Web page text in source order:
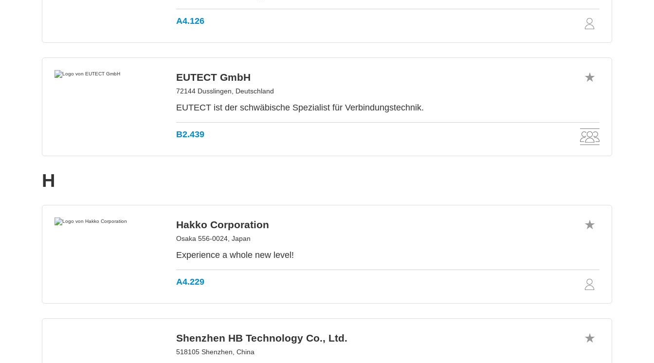
A4.126
EUTECT GmbH
72144 Dusslingen, Deutschland
EUTECT ist der schwäbische Spezialist für Verbindungstechnik.
B2.439
H
Hakko Corporation
Osaka 556-0024, Japan
Experience a whole new level!
A4.229
Shenzhen HB Technology Co., Ltd.
518105 Shenzhen, China